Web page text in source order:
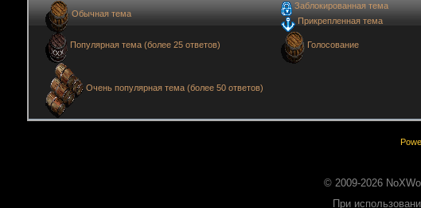
Обычная тема
Популярная тема (более 25 ответов)
Очень популярная тема (более 50 ответов)
Заблокированная тема
Прикрепленная тема
Голосование
© 2009-2026
При